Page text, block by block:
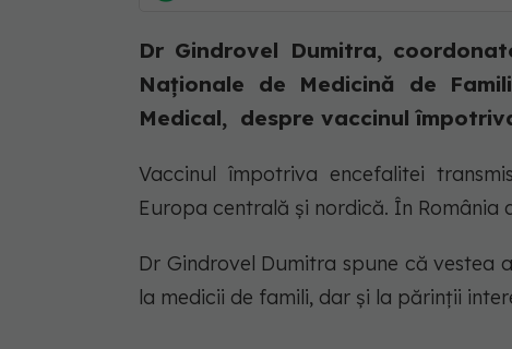
Dr Gindrovel Dumitra,
Naționale de Medicină de
Medical, despre vaccinul
Vaccinul împotriva encefalitei
Europa centrală și nordică. În România
Dr Gindrovel Dumitra spune că vestea
la medicii de famili, dar și la părinții